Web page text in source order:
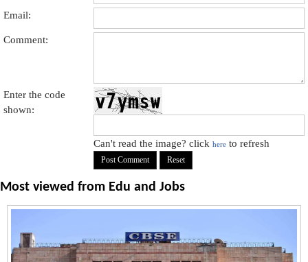
Email:
Comment:
Enter the code
shown:
Can't read the image? clickhere to refresh
Most viewed from Edu and Jobs